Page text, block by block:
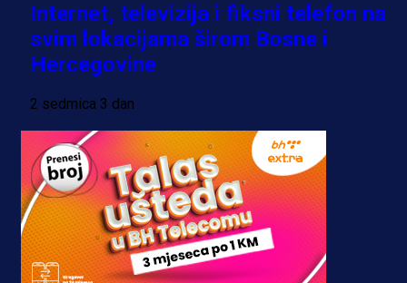
Internet, televizija i fiksni telefon na
svim lokacijama širom Bosne i
Hercegovine
2 sedmica 3 dan